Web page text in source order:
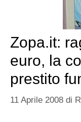
Zopa.it:
euro, la
prestito
11 Aprile 2008 di